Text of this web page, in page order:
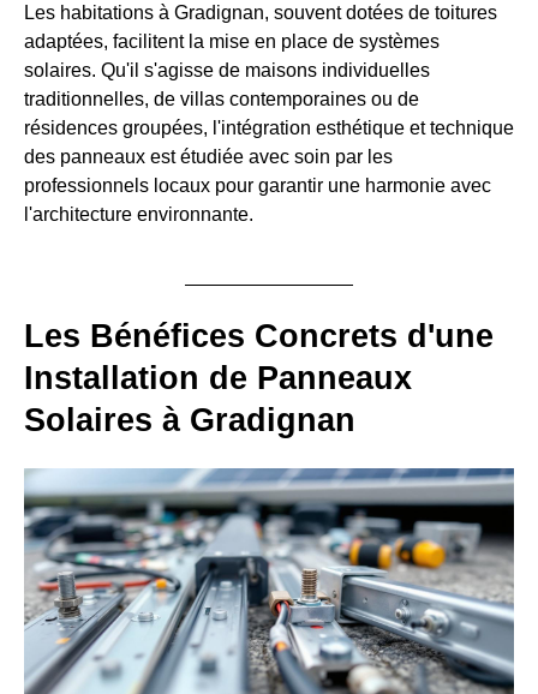
Les habitations à Gradignan, souvent dotées de toitures
adaptées, facilitent la mise en place de systèmes
solaires. Qu'il s'agisse de maisons individuelles
traditionnelles, de villas contemporaines ou de
résidences groupées, l'intégration esthétique et technique
des panneaux est étudiée avec soin par les
professionnels locaux pour garantir une harmonie avec
l'architecture environnante.
Les Bénéfices Concrets d'une
Installation de Panneaux
Solaires à Gradignan